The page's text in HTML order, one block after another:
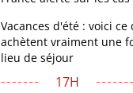
Vacances d'été : voici ce
achètent vraiment une
lieu de séjour
17H